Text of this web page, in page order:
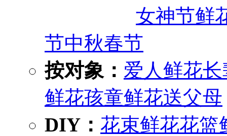
女神节鲜
节中秋春节
按对象： 爱人鲜花长
鲜花孩童鲜花送父母
DIY： 花束鲜花花篮